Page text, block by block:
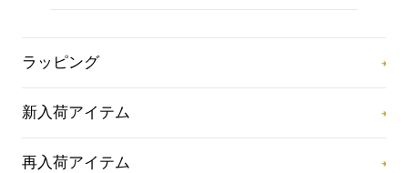
ラッピング
新入荷アイテム
再入荷アイテム